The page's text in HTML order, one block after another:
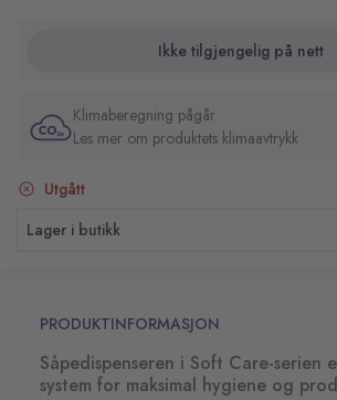
Kapasitet: 800 mlIkke tilgjengelig på nett
Klimaberegning pågår
Les mer om produktets klimaavtrykk
Utgått
Lager i butikk
PRODUKTINFORMASJON
Såpedispenseren i Soft Care-serien
system for maksimal hygiene og